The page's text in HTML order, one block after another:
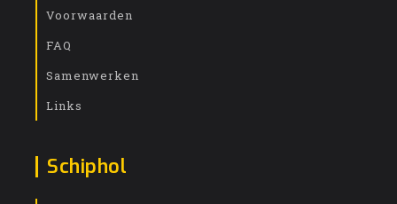
Voorwaarden
FAQ
Samenwerken
Links
Schiphol